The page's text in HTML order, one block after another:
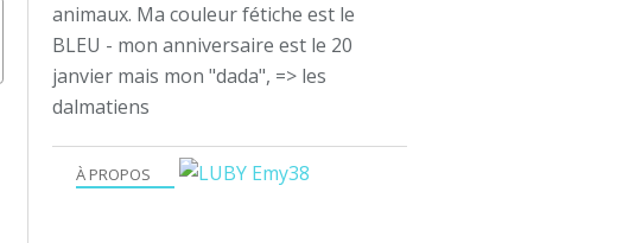
animaux. Ma couleur fétiche est le
BLEU - mon anniversaire est le 20
janvier mais mon "dada", => les
dalmatiens
À PROPOS